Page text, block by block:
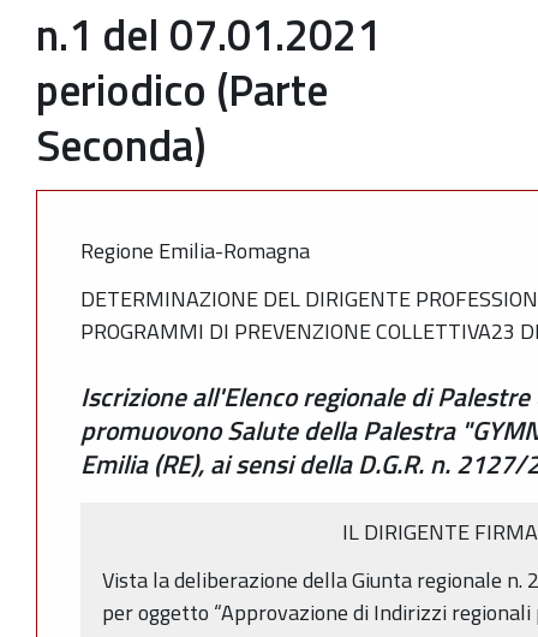
n.1 del 07.01.2021
periodico (Parte
Seconda)
Regione Emilia-Romagna
DETERMINAZIONE DEL DIRIGENTE
PROGRAMMI DI PREVENZIONE COLLETTIVA23
Iscrizione all'Elenco regionale di
promuovono Salute della Palestra
Emilia (RE), ai sensi della D.G.R. n. 2127/
IL DIRIGENTE
Vista la deliberazione della Giunta regionale n.
per oggetto “Approvazione di Indirizzi